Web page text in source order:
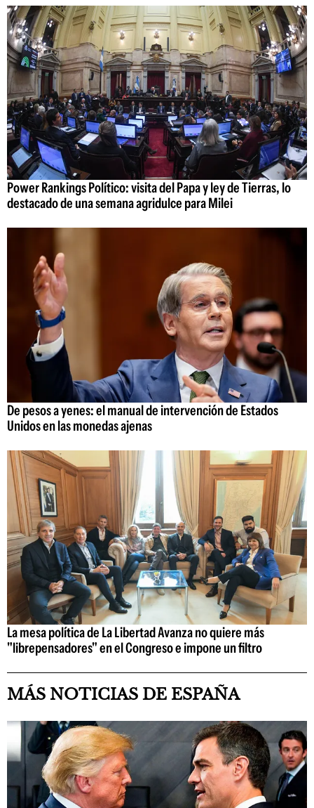
Power Rankings Político: visita del Papa y ley de Tierras, lo
destacado de una semana agridulce para Milei
De pesos a yenes: el manual de intervención de Estados
Unidos en las monedas ajenas
La mesa política de La Libertad Avanza no quiere más
"librepensadores" en el Congreso e impone un filtro
MÁS NOTICIAS DE ESPAÑA